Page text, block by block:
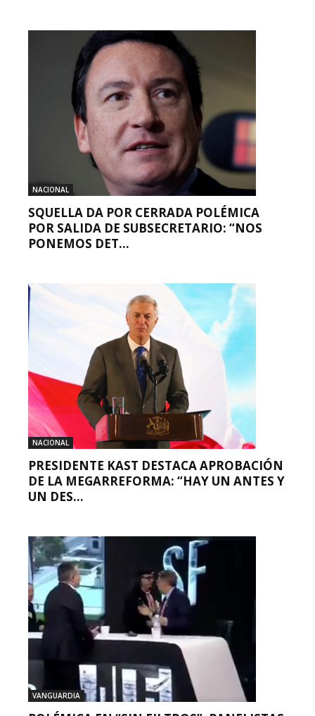
NACIONAL
SQUELLA DA POR CERRADA POLÉMICA
POR SALIDA DE SUBSECRETARIO: “NOS
PONEMOS DET...
NACIONAL
PRESIDENTE KAST DESTACA APROBACIÓN
DE LA MEGARREFORMA: “HAY UN ANTES Y
UN DES...
VANGUARDIA